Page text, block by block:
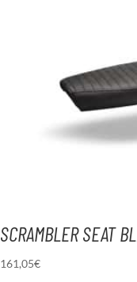
SCRAMBLER SEAT
161,05€